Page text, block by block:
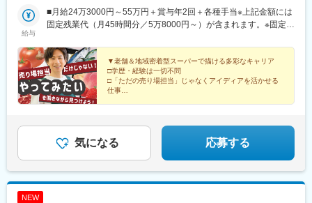
都)、四ツ谷駅、九段下駅、西早稲田駅、八丁堀駅(東京都)、浅草
駅、京成上野駅、不動前駅、築地駅、北参道駅、荒川一中前駅、
都庁前駅、豊島園駅(西武線)、黄金町駅、京成千葉駅、川越市駅、
(南海線)、梅田駅(地下鉄)、松屋町駅、大阪ビジネスパーク駅、淀
屋橋駅、崇禅寺駅、岸里駅、天満駅、天王寺駅前駅、三条京阪
駅、九条駅(京都府)、大宮駅(京都府)
6-2阪急宝塚線「岡町駅」より徒歩13分■東豊中店大阪府豊中市熊
野町4-8-2阪急宝塚線「豊中駅」よりバス乗車、「熊野町一丁目」
大前駅」より徒歩8分■彩都店大阪府箕面市彩都粟生南2-12-33阪
急箕面線「箕面駅」よりバス乗車、「間谷住宅入り口」下車徒歩1
分、国際文化公園都市モノレール「彩都西駅」より徒歩15分■ま
きおち店大阪府豊中市北緑丘1-7-170阪急箕面線「牧落」駅より徒
歩15分
給与
■月給24万3000円～55万円＋賞与年2回＋各種手当※上記金額には
固定残業代（月45時間分／5万8000円～）が含まれます。※固定残
／月給35万円～50万円店長クラス／月給40万円～55万円
▼老舗＆地域密着型スーパーで描ける多彩なキャリア
□学歴・経験は一切不問
□「ただの売り場担当」じゃなくアイディアを活かせる
仕事
気になる 応募する
NEW